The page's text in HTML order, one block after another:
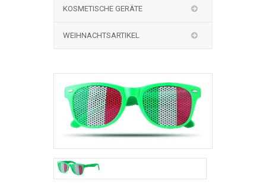
KOSMETISCHE GERÄTE
WEIHNACHTSARTIKEL